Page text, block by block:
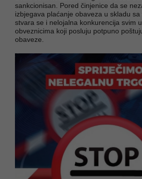
sankcionisan. Pored činjenice da se
izbjegava plaćanje obaveza u skladu sa
stvara se i nelojalna konkurencija svim
obveznicima koji posluju potpuno
obaveze.